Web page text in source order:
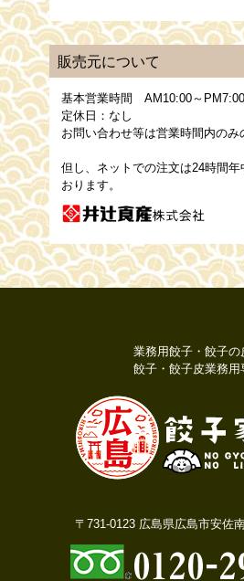
販売元について
基本営業時間 AM10:00～PM7:00
定休日：なし
お問い合わせ等は営業時間内のみ
但し、ネットでの注文は24時間
おります。
業務用餃子・餃子の
餃子・餃子皮業務用
〒731-0123 広島県広島市安佐